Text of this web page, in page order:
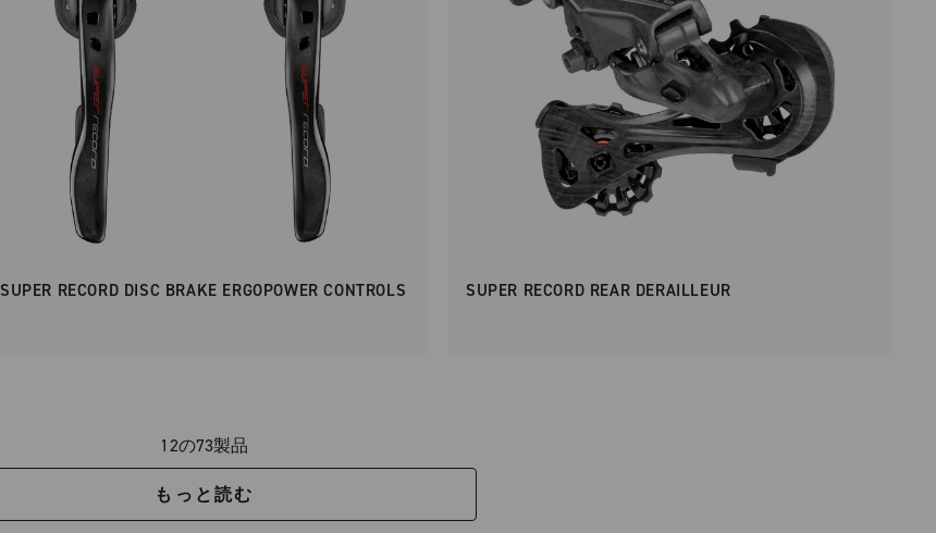
SUPER RECORD DISC BRAKE ERGOPOWER CONTROLS SUPER RECORD REAR DERAILLEUR
12の73製品
もっと読む